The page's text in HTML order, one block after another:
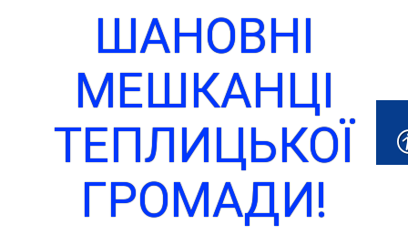
ШАНОВНІ
МЕШКАНЦІ
ТЕПЛИЦЬКОЇ
ГРОМАДИ!